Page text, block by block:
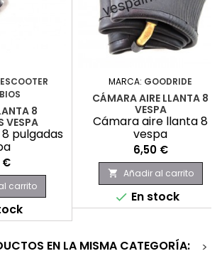
8
VESPA
pulgadas
€
carrito
MARCA: GOODRIDE
CÁMARA AIRE LLANTA 8
VESPA
Cámara aire llanta 8
vespa
Precio
6,50 €
 Añadir al carrito
 En stock
EN LA MISMA CATEGORÍA:
>